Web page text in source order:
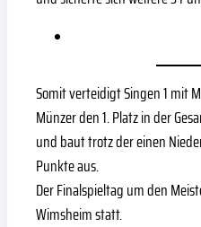
Somit verteidigt Singen 1 mit
Münzer den 1. Platz in der
und baut trotz der einen
Punkte aus.
Der Finalspieltag um den
Wimsheim statt.